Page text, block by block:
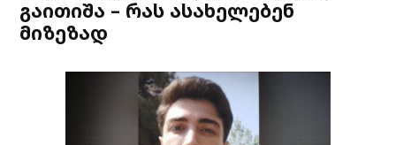
გაითიშა – რას ასახელებენ
მიზეზად